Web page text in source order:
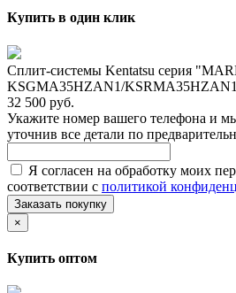
Купить в один клик
Сплит-системы Kentatsu серия
KSGMA35HZAN1/KSRMA35HZAN1
32 500 руб.
Укажите номер вашего телефона и
уточнив все детали по
Я согласен на обработку моих
соответствии с политикой
Заказать покупку
×
Купить оптом